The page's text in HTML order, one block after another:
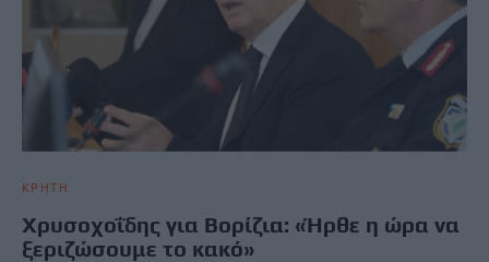
ΚΡΗΤΗ
Χρυσοχοΐδης για Βορίζια: «Ήρθε η ώρα να
ξεριζώσουμε το κακό»